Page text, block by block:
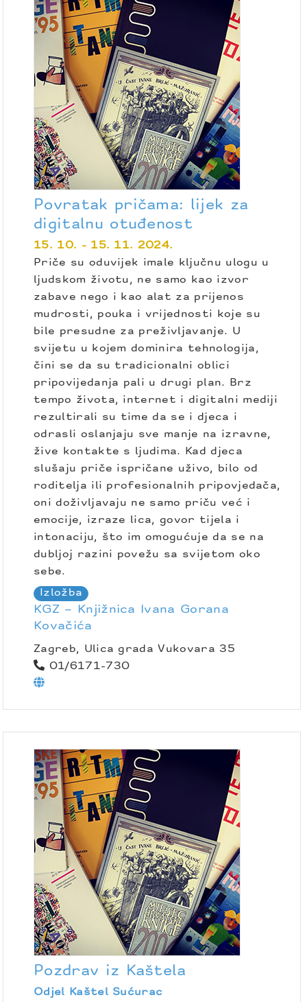
Povratak pričama: lijek za
digitalnu otuđenost
15. 10. - 15. 11. 2024.
Priče su oduvijek imale ključnu ulogu u
ljudskom životu, ne samo kao izvor
zabave nego i kao alat za prijenos
mudrosti, pouka i vrijednosti koje su
bile presudne za preživljavanje. U
svijetu u kojem dominira tehnologija,
čini se da su tradicionalni oblici
pripovijedanja pali u drugi plan. Brz
tempo života, internet i digitalni mediji
rezultirali su time da se i djeca i
odrasli oslanjaju sve manje na izravne,
žive kontakte s ljudima. Kad djeca
slušaju priče ispričane uživo, bilo od
roditelja ili profesionalnih pripovjedača,
oni doživljavaju ne samo priču već i
emocije, izraze lica, govor tijela i
intonaciju, što im omogućuje da se na
dubljoj razini povežu sa svijetom oko
sebe.
Izložba
KGZ – Knjižnica Ivana Gorana
Kovačića
Zagreb, Ulica grada Vukovara 35
01/6171-730
Pozdrav iz Kaštela
Odjel Kaštel Sućurac